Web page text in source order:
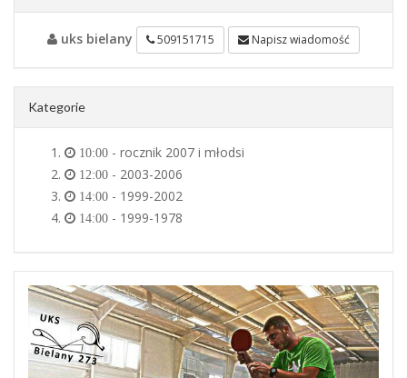
uks bielany 509151715 Napisz wiadomość
Kategorie
10:00 - rocznik 2007 i młodsi
12:00 - 2003-2006
14:00 - 1999-2002
14:00 - 1999-1978